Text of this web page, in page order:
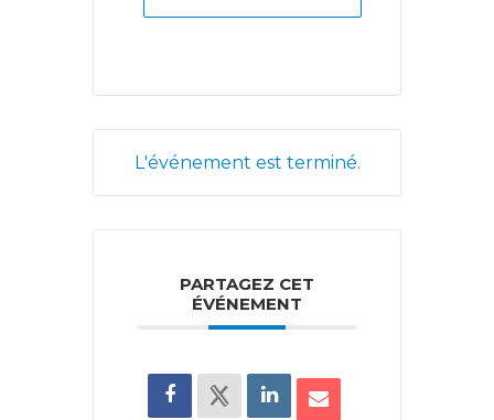
L'événement est terminé.
PARTAGEZ CET
ÉVÉNEMENT